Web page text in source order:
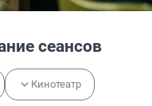
сеансов
Кинотеатр